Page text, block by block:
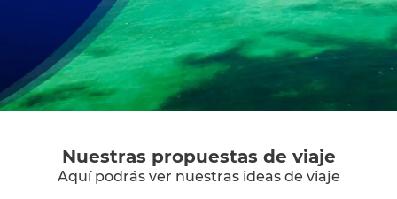
Nuestras propuestas de viaje
Aquí podrás ver nuestras ideas de viaje